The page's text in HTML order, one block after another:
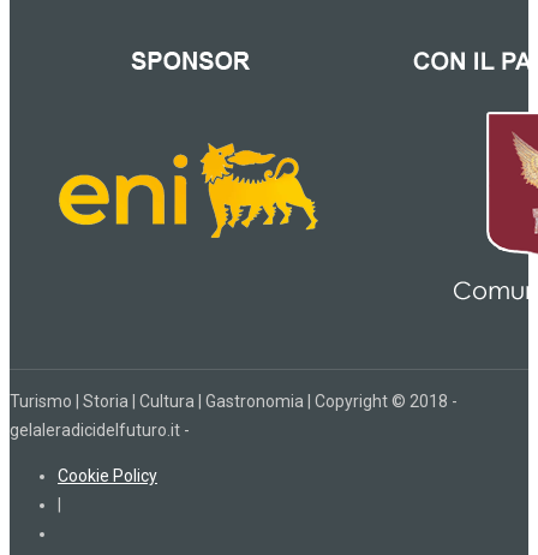
Turismo | Storia | Cultura | Gastronomia | Copyright © 2018 -
gelaleradicidelfuturo.it -
Cookie Policy